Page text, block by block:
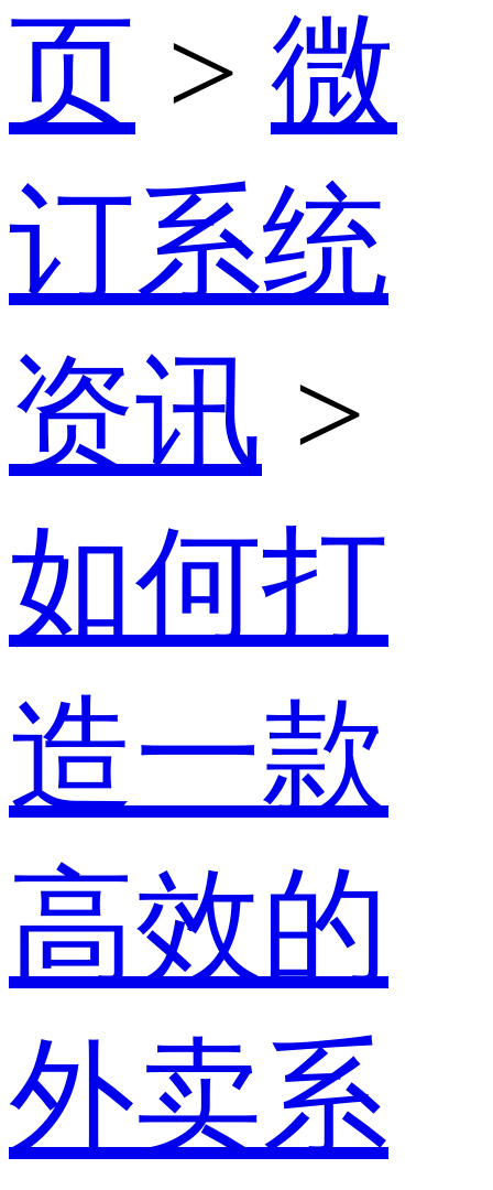
页 > 微
订系统
资讯 >
如何打
造一款
高效的
外卖系